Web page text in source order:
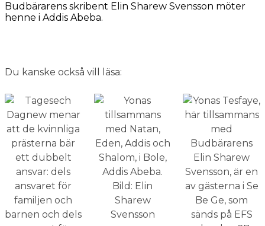
Budbärarens skribent Elin Sharew Svensson möter
henne i Addis Abeba.
Du kanske också vill läsa: